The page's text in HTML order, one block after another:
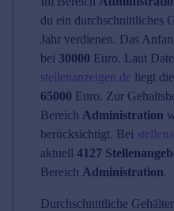
du ein durchschnittliches
Jahr verdienen. Das
bei 30000 Euro. Laut
stellenanzeigen.de liegt
65000 Euro. Zur
Bereich Administration
berücksichtigt. Bei
aktuell 4127
Bereich Administration.
Durchschnittliche